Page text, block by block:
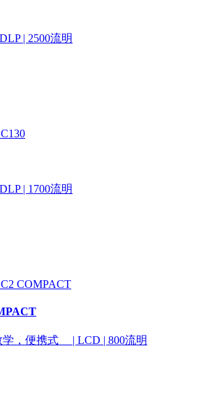
| 2500流明
| 1700流明
学，便携式 | LCD | 800流明